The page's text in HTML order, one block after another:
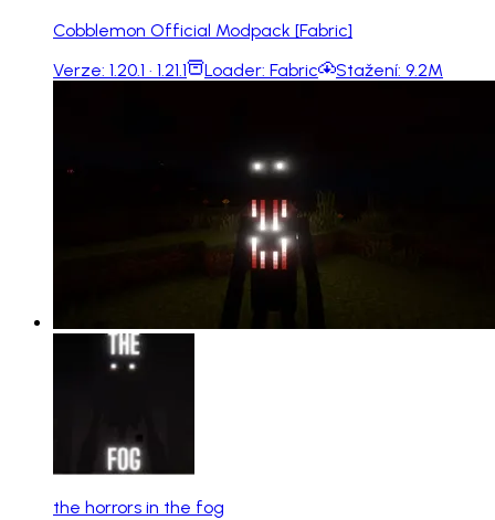
Cobblemon Official Modpack [Fabric]
Verze: 1.20.1 · 1.21.1 Loader: Fabric Stažení: 9.2M
the horrors in the fog